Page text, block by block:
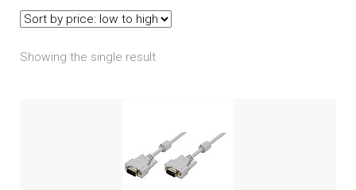
Showing the single result